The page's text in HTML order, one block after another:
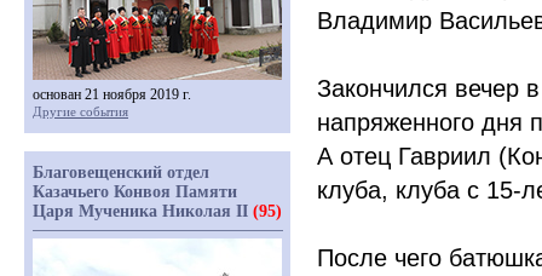
Владимир
Закончился вечер
напряженного дня
А отец Гавриил (
клуба, клуба с 15-
После чего
основан 21 ноября 2019 г.
Другие события
Благовещенский отдел
Казачьего Конвоя Памяти
Царя Мученика Николая II (95)